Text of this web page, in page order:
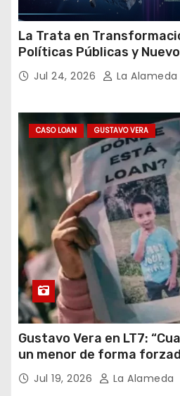
La Trata en
Políticas Públicas y
Argentina y el Mundo –
Jul 24, 2026 La Alameda
CASO LOAN GUSTAVO VERA
Gustavo Vera en LT7:
un menor de forma
hipótesis es trata, y así
caratulado el caso Loan”
Jul 19, 2026 La Alameda